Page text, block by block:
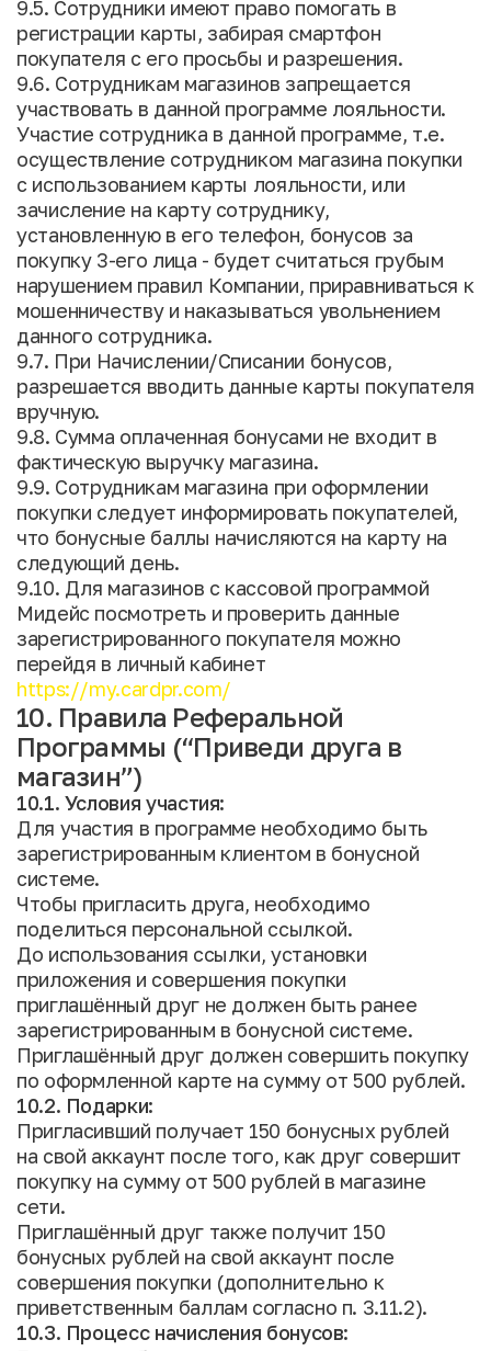
9.5. Сотрудники имеют право помогать в
регистрации карты, забирая смартфон
покупателя с его просьбы и разрешения.
9.6. Сотрудникам магазинов запрещается
участвовать в данной программе лояльности.
Участие сотрудника в данной программе, т.е.
осуществление сотрудником магазина покупки
с использованием карты лояльности, или
зачисление на карту сотруднику,
установленную в его телефон, бонусов за
покупку 3-его лица - будет считаться грубым
нарушением правил Компании, приравниваться к
мошенничеству и наказываться увольнением
данного сотрудника.
9.7. При Начислении/Списании бонусов,
разрешается вводить данные карты покупателя
вручную.
9.8. Сумма оплаченная бонусами не входит в
фактическую выручку магазина.
9.9. Сотрудникам магазина при оформлении
покупки следует информировать покупателей,
что бонусные баллы начисляются на карту на
следующий день.
9.10. Для магазинов с кассовой программой
Мидейс посмотреть и проверить данные
зарегистрированного покупателя можно
перейдя в личный кабинет
https://my.cardpr.com/
10. Правила Реферальной
Программы (“Приведи друга в
магазин”)
10.1. Условия участия:
Для участия в программе необходимо быть
зарегистрированным клиентом в бонусной
системе.
Чтобы пригласить друга, необходимо
поделиться персональной ссылкой.
До использования ссылки, установки
приложения и совершения покупки
приглашённый друг не должен быть ранее
зарегистрированным в бонусной системе.
Приглашённый друг должен совершить покупку
по оформленной карте на сумму от 500 рублей.
10.2. Подарки:
Пригласивший получает 150 бонусных рублей
на свой аккаунт после того, как друг совершит
покупку на сумму от 500 рублей в магазине
сети.
Приглашённый друг также получит 150
бонусных рублей на свой аккаунт после
совершения покупки (дополнительно к
приветственным баллам согласно п. 3.11.2).
10.3. Процесс начисления бонусов: